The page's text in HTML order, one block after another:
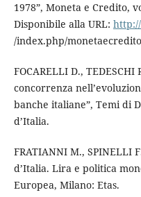
1978”, Moneta e Credito,
Disponibile alla URL:
/index.php/
FOCARELLI D.,
concorrenza
banche italiane”, Temi di
d’Italia.
FRATIANNI M., SPINELLI
d’Italia. Lira e politica
Europea, Milano: Etas.